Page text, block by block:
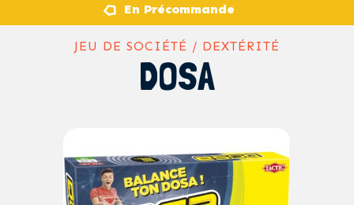
En Précommande
JEU DE SOCIÉTÉ / DEXTÉRITÉ
DOSA